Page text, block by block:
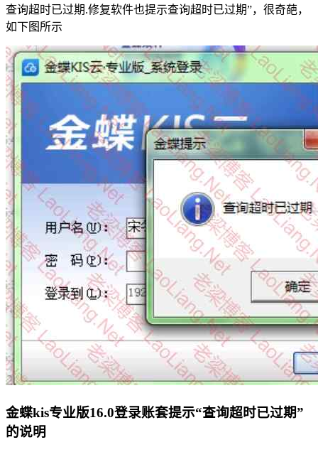
查询超时已过期.修复软件也提示查询超时已过期”，很奇葩，
如下图所示
金蝶kis专业版16.0登录账套提示“查询超时已过期”
的说明